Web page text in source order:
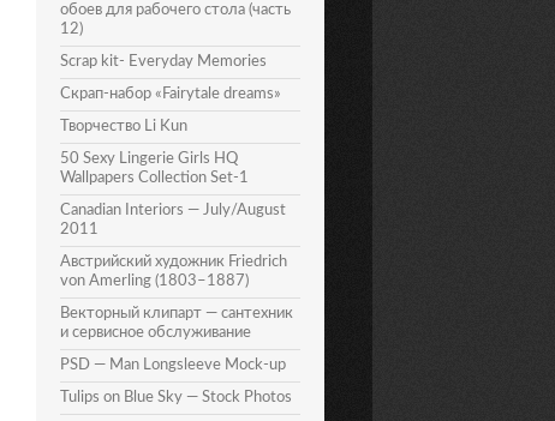
обоев для рабочего стола (часть
12)
Scrap kit- Everyday Memories
Скрап-набор «Fairytale dreams»
Творчество Li Kun
50 Sexy Lingerie Girls HQ
Wallpapers Collection Set-1
Canadian Interiors — July/August
2011
Австрийский художник Friedrich
von Amerling (1803–1887)
Векторный клипарт — сантехник
и сервисное обслуживание
PSD — Man Longsleeve Mock-up
Tulips on Blue Sky — Stock Photos